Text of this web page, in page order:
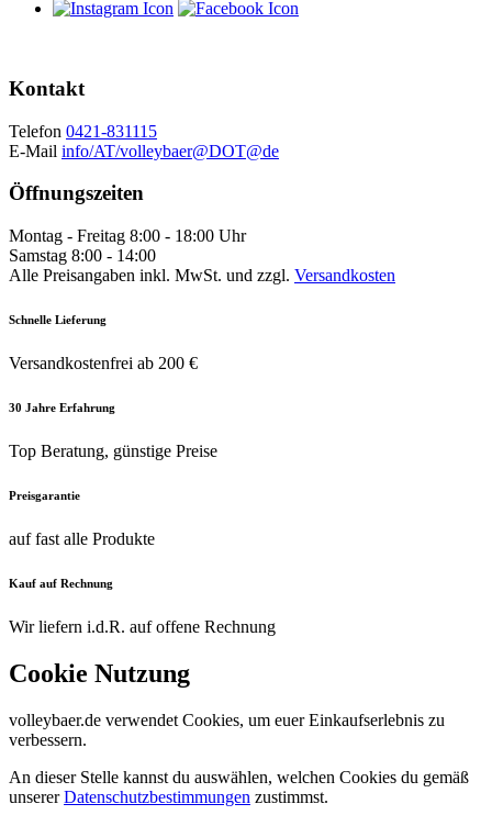
Kontakt
Telefon 0421-831115
E-Mail info/AT/volleybaer@DOT@de
Öffnungszeiten
Montag - Freitag 8:00 - 18:00 Uhr
Samstag 8:00 - 14:00
Alle Preisangaben inkl. MwSt. und zzgl. Versandkosten
Schnelle Lieferung
Versandkostenfrei ab 200 €
30 Jahre Erfahrung
Top Beratung, günstige Preise
Preisgarantie
auf fast alle Produkte
Kauf auf Rechnung
Wir liefern i.d.R. auf offene Rechnung
Cookie Nutzung
volleybaer.de verwendet Cookies, um euer Einkaufserlebnis zu
verbessern.
An dieser Stelle kannst du auswählen, welchen Cookies du gemäß
unsererDatenschutzbestimmungen zustimmst.